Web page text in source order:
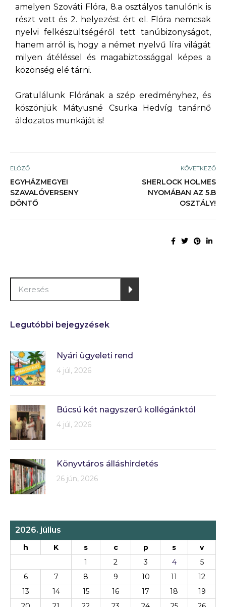
amelyen Szováti Flóra, 8.a osztályos tanulónk is
részt vett és 2. helyezést ért el. Flóra nemcsak
nyelvi felkészültségéről tett tanúbizonyságot,
hanem arról is, hogy a német nyelvű líra világát
milyen átéléssel és magabiztossággal képes a
közönség elé tárni.
Gratulálunk Flórának a szép eredményhez, és
köszönjük Mátyusné Csurka Hedvíg tanárnő
áldozatos munkáját is!
ELŐZŐ
EGYHÁZMEGYEI
SZAVALÓVERSENY
DÖNTŐ
KÖVETKEZŐ
SHERLOCK HOLMES
NYOMÁBAN AZ 5.B
OSZTÁLY!
Legutóbbi bejegyzések
Nyári ügyeleti rend
4 júl, 2026
Búcsú két nagyszerű kollégánktól
4 júl, 2026
Könyvtáros álláshirdetés
26 jún, 2026
2026. július
h K s c p s
v
1
2 3 4
5
6
7 8 9 10 11
12
13
14 15 16 17 18
19